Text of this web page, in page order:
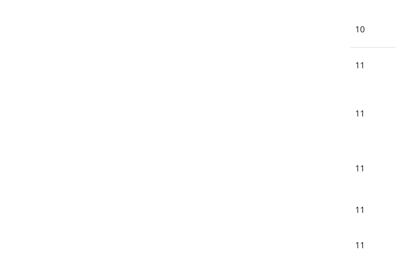
10
11
11
11
11
11